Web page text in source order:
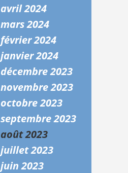
avril 2024
mars 2024
février 2024
janvier 2024
décembre 2023
novembre 2023
octobre 2023
septembre 2023
août 2023
juillet 2023
juin 2023